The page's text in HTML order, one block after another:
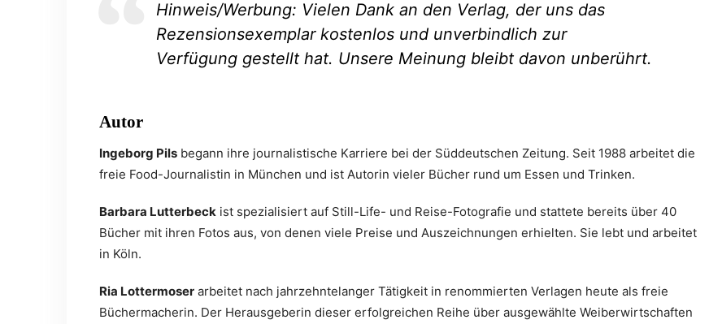
Hinweis/Werbung: Vielen Dank an den Verlag, der uns das
Rezensionsexemplar kostenlos und unverbindlich zur
Verfügung gestellt hat. Unsere Meinung bleibt davon unberührt.
Autor
Ingeborg Pils begann ihre journalistische Karriere bei der Süddeutschen Zeitung. Seit 1988 arbeitet die
freie Food-Journalistin in München und ist Autorin vieler Bücher rund um Essen und Trinken.
Barbara Lutterbeck ist spezialisiert auf Still-Life- und Reise-Fotografie und stattete bereits über 40
Bücher mit ihren Fotos aus, von denen viele Preise und Auszeichnungen erhielten. Sie lebt und arbeitet
in Köln.
Ria Lottermoser arbeitet nach jahrzehntelanger Tätigkeit in renommierten Verlagen heute als freie
Büchermacherin. Der Herausgeberin dieser erfolgreichen Reihe über ausgewählte Weiberwirtschaften